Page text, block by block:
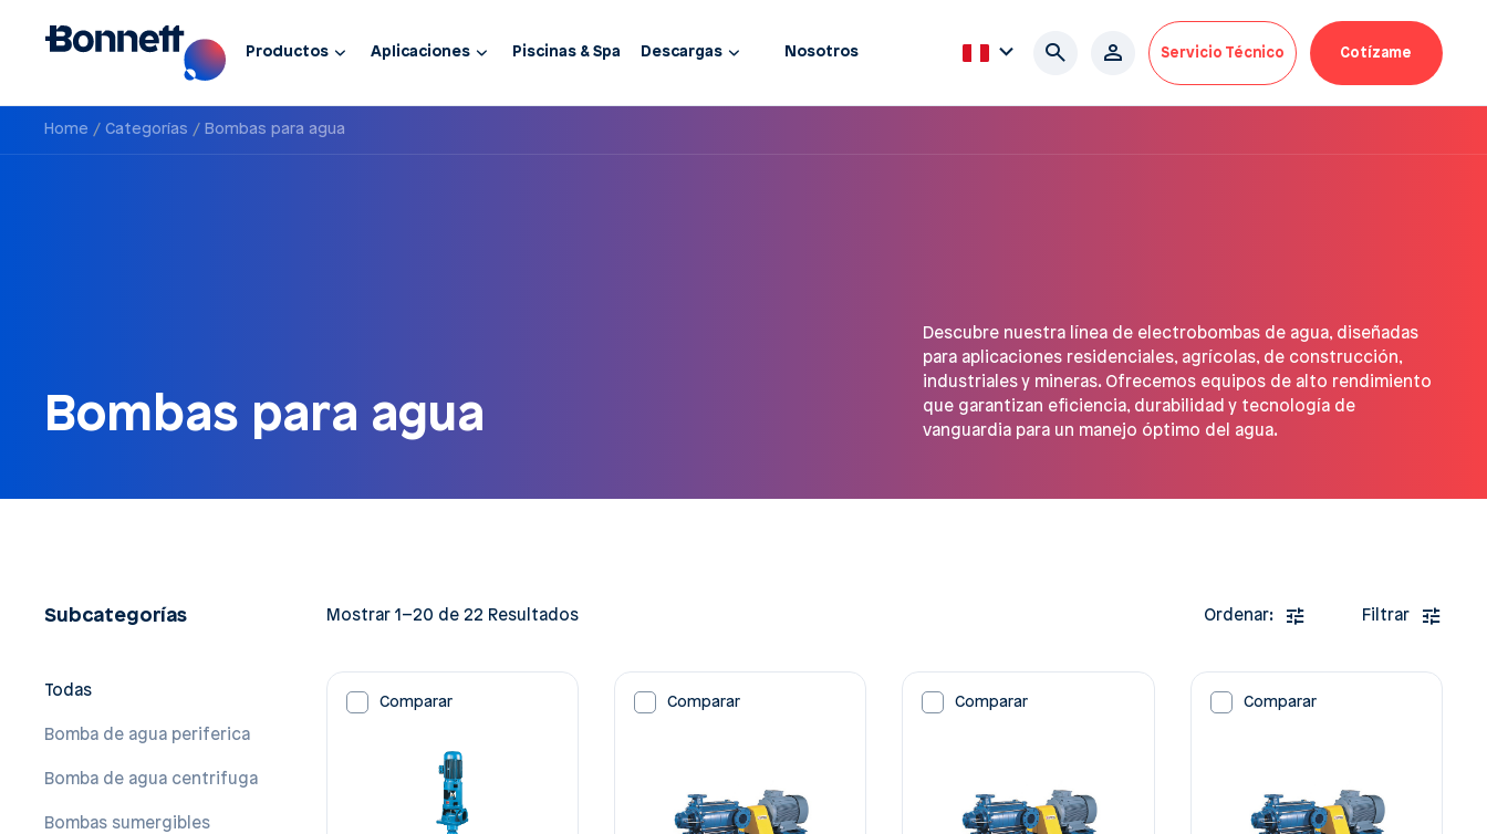
Productos Aplicaciones Piscinas & Spa Descargas Nosotros Servicio Técnico Cotízame
Home Categorías Bombas para agua
Bombas para agua
Descubre nuestra línea de electrobombas de agua, diseñadas
para aplicaciones residenciales, agrícolas, de construcción,
industriales y mineras. Ofrecemos equipos de alto rendimiento
que garantizan eficiencia, durabilidad y tecnología de
vanguardia para un manejo óptimo del agua.
Subcategorías
Todas
Bomba de agua periferica
Bomba de agua centrifuga
Bombas sumergibles
Mostrar 1–20 de 22 Resultados Ordenar: Filtrar
Comparar Comparar Comparar Comparar